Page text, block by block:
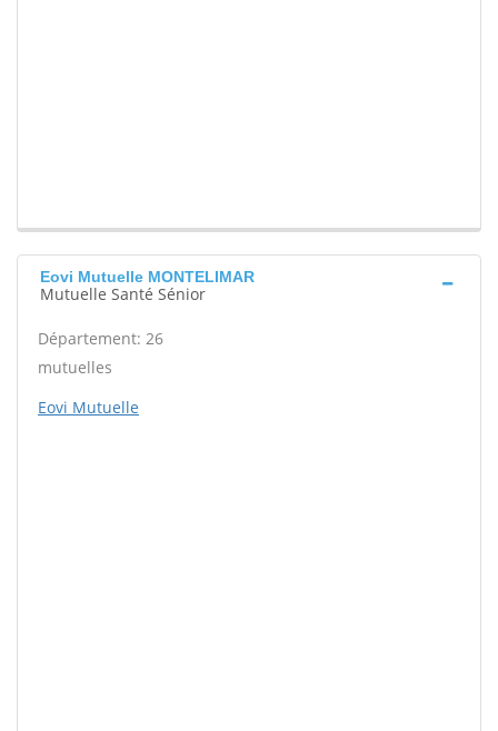
Eovi Mutuelle MONTELIMAR
Mutuelle Santé Sénior
Département: 26
mutuelles
Eovi Mutuelle